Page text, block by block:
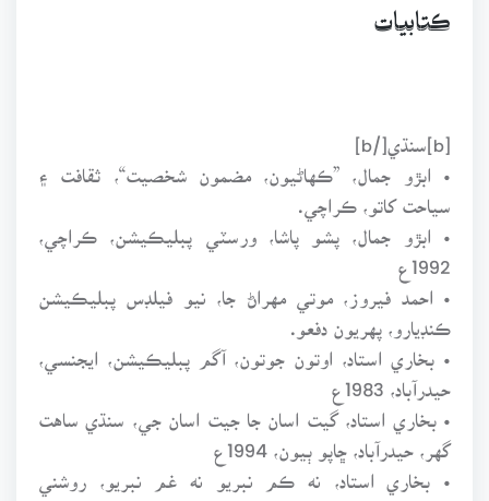
ڪتابيات
[b]سنڌي[/b]
• ابڙو جمال، ”ڪهاڻيون، مضمون شخصيت“، ثقافت ۽
سياحت کاتو، ڪراچي.
• ابڙو جمال، پشو پاشا، ورسٽي پبليڪيشن، ڪراچي،
1992ع
• احمد فيروز، موتي مهراڻ جا، نيو فيلڊس پبليڪيشن
ڪنڊيارو، پهريون دفعو.
• بخاري استاد، اوتون جوتون، آگم پبليڪيشن، ايجنسي،
حيدرآباد، 1983ع
• بخاري استاد، گيت اسان جا جيت اسان جي، سنڌي ساهت
گهر، حيدرآباد، ڇاپو ٻيون، 1994ع
• بخاري استاد، نه ڪم نبريو نه غم نبريو، روشني